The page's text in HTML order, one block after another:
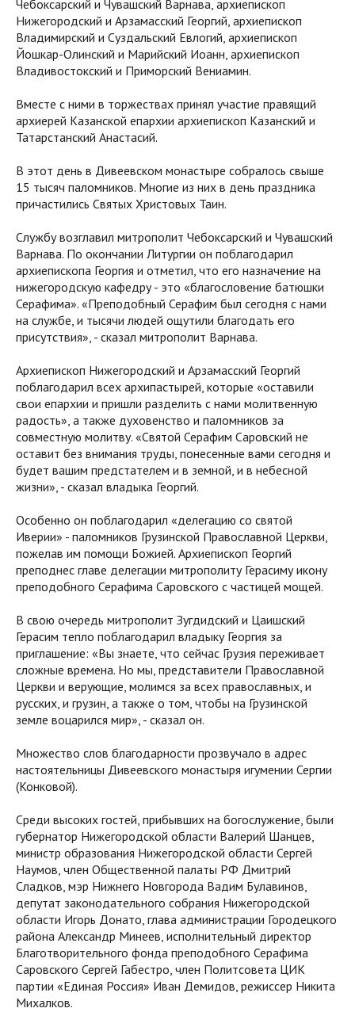
Чебоксарский и Чувашский Варнава, архиепископ
Нижегородский и Арзамасский Георгий, архиепископ
Владимирский и Суздальский Евлогий, архиепископ
Йошкар-Олинский и Марийский Иоанн, архиепископ
Владивостокский и Приморский Вениамин.
Вместе с ними в торжествах принял участие правящий
архиерей Казанской епархии архиепископ Казанский и
Татарстанский Анастасий.
В этот день в Дивеевском монастыре собралось свыше
15 тысяч паломников. Многие из них в день праздника
причастились Святых Христовых Таин.
Службу возглавил митрополит Чебоксарский и Чувашский
Варнава. По окончании Литургии он поблагодарил
архиепископа Георгия и отметил, что его назначение на
нижегородскую кафедру - это «благословение батюшки
Серафима». «Преподобный Серафим был сегодня с нами
на службе, и тысячи людей ощутили благодать его
присутствия», - сказал митрополит Варнава.
Архиепископ Нижегородский и Арзамасский Георгий
поблагодарил всех архипастырей, которые «оставили
свои епархии и пришли разделить с нами молитвенную
радость», а также духовенство и паломников за
совместную молитву. «Святой Серафим Саровский не
оставит без внимания труды, понесенные вами сегодня и
будет вашим предстателем и в земной, и в небесной
жизни», - сказал владыка Георгий.
Особенно он поблагодарил «делегацию со святой
Иверии» - паломников Грузинской Православной Церкви,
пожелав им помощи Божией. Архиепископ Георгий
преподнес главе делегации митрополиту Герасиму икону
преподобного Серафима Саровского с частицей мощей.
В свою очередь митрополит Зугдидский и Цаишский
Герасим тепло поблагодарил владыку Георгия за
приглашение: «Вы знаете, что сейчас Грузия переживает
сложные времена. Но мы, представители Православной
Церкви и верующие, молимся за всех православных, и
русских, и грузин, а также о том, чтобы на Грузинской
земле воцарился мир», - сказал он.
Множество слов благодарности прозвучало в адрес
настоятельницы Дивеевского монастыря игумении Сергии
(Конковой).
Среди высоких гостей, прибывших на богослужение, были
губернатор Нижегородской области Валерий Шанцев,
министр образования Нижегородской области Сергей
Наумов, член Общественной палаты РФ Дмитрий
Сладков, мэр Нижнего Новгорода Вадим Булавинов,
депутат законодательного собрания Нижегородской
области Игорь Донато, глава администрации Городецкого
района Александр Минеев, исполнительный директор
Благотворительного фонда преподобного Серафима
Саровского Сергей Габестро, член Политсовета ЦИК
партии «Единая Россия» Иван Демидов, режиссер Никита
Михалков.